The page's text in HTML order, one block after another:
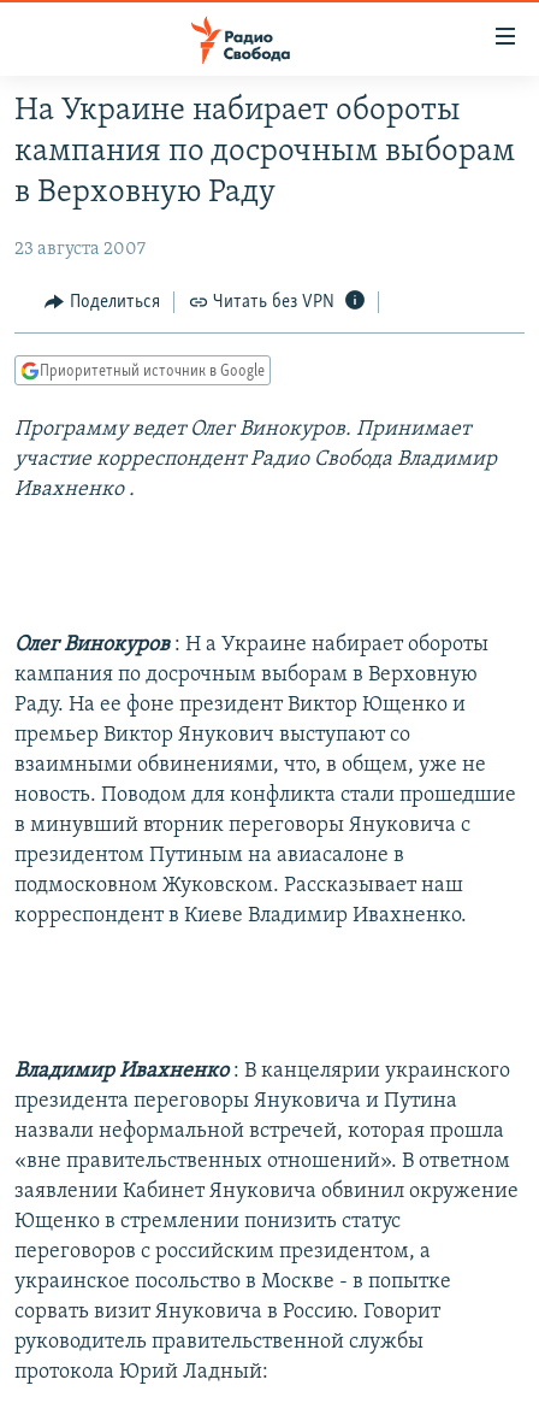
упрощенного
доступа
Вернуться
основному
Вернутся
главной
навигации
Вернутся
поиску
ПРОГРАММЫ
АВТОРСКИЕ ПРОЕКТЫ
ЦИТАТЫ СВОБОДЫ
МНЕНИЯ
IDEL.РЕАЛИИ
КАВКАЗ.РЕАЛИИ
СЕВЕР.РЕАЛИИ
СОЦИАЛЬНЫЕ СЕТИ
Все сайты РСЕ/РС
На Украине набирает обороты
кампания по досрочным выборам
в Верховную Раду
23 августа 2007
Поделиться Читать без VPN
Приоритетный источник в Google
Программу ведет Олег Винокуров. Принимает
участие корреспондент Радио Свобода Владимир
Ивахненко .
Олег Винокуров : Н а Украине набирает обороты
кампания по досрочным выборам в Верховную
Раду. На ее фоне президент Виктор Ющенко и
премьер Виктор Янукович выступают со
взаимными обвинениями, что, в общем, уже не
новость. Поводом для конфликта стали прошедшие
в минувший вторник переговоры Януковича с
президентом Путиным на авиасалоне в
подмосковном Жуковском. Рассказывает наш
корреспондент в Киеве Владимир Ивахненко.
Владимир Ивахненко: В канцелярии украинского
президента переговоры Януковича и Путина
назвали неформальной встречей, которая прошла
«вне правительственных отношений». В ответном
заявлении Кабинет Януковича обвинил окружение
Ющенко в стремлении понизить статус
переговоров с российским президентом, а
украинское посольство в Москве - в попытке
сорвать визит Януковича в Россию. Говорит
руководитель правительственной службы
протокола Юрий Ладный: